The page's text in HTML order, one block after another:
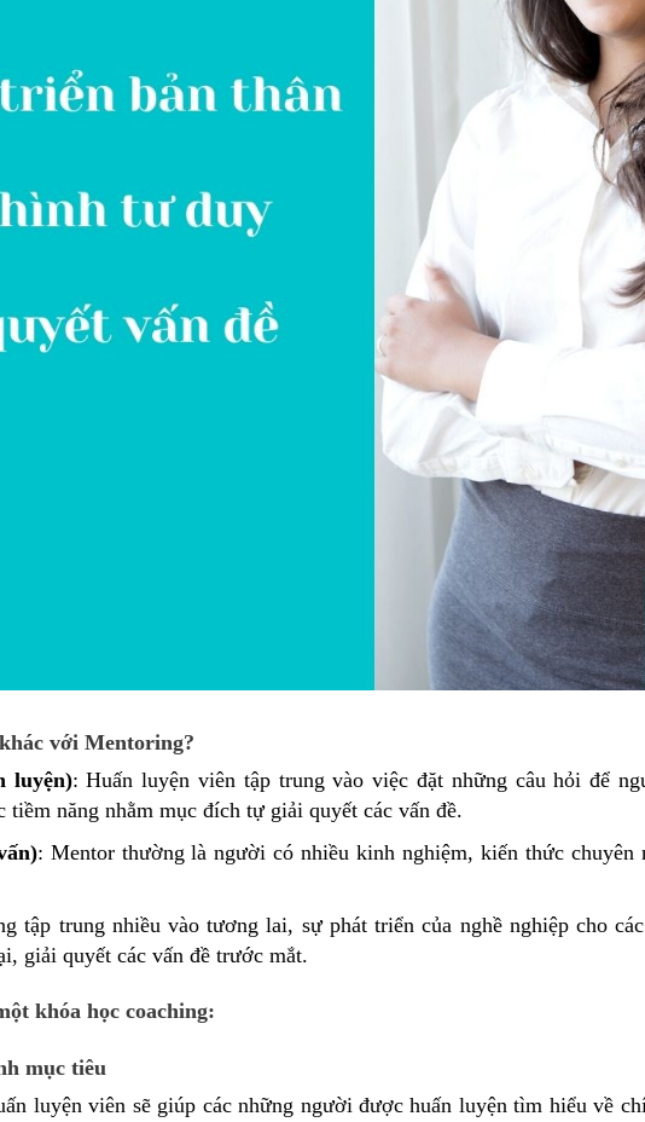
với Mentoring?
luyện): Huấn luyện viên tập trung vào việc đặt những câu hỏi để
tiềm năng nhằm mục đích tự giải quyết các vấn đề.
: Mentor thường là người có nhiều kinh nghiệm, kiến thức chuyên
tập trung nhiều vào tương lai, sự phát triển của nghề nghiệp cho
giải quyết các vấn đề trước mắt.
khóa học coaching:
mục tiêu
luyện viên sẽ giúp các những người được huấn luyện tìm hiểu về